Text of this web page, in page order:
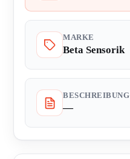
MARKE
Beta Sensorik
BESCHREIBUNG
—